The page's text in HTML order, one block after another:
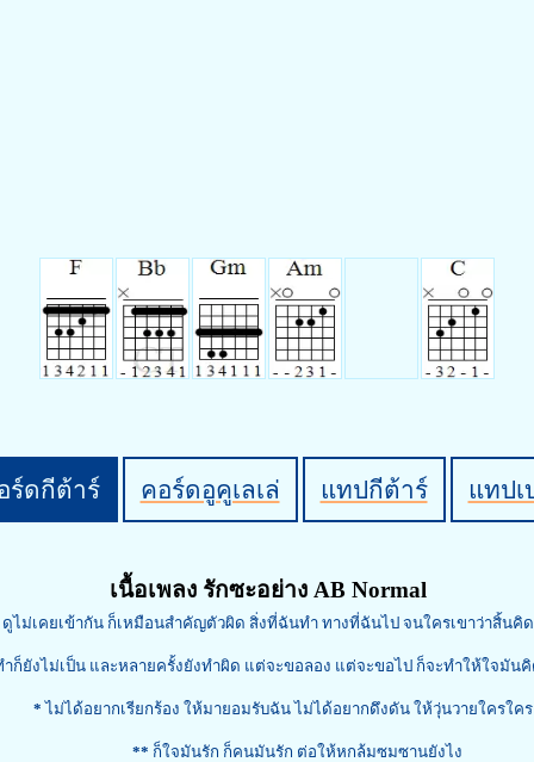
ร์ดกีต้าร์ คอร์ดอูคูเลเล่ แทปกีต้าร์ แทปเ
เนื้อเพลง รักซะอย่าง AB Normal
ดูไม่เคยเข้ากัน ก็เหมือนสำคัญตัวผิด สิ่งที่ฉันทำ ทางที่ฉันไป จนใครเขาว่าสิ้นคิด
ำก็ยังไม่เป็น และหลายครั้งยังทำผิด แต่จะขอลอง แต่จะขอไป ก็จะทำให้ใจมัน
* ไม่ได้อยากเรียกร้อง ให้มายอมรับฉัน ไม่ได้อยากดึงดัน ให้วุ่นวายใครใคร
** ก็ใจมันรัก ก็คนมันรัก ต่อให้หกล้มซมซานยังไง